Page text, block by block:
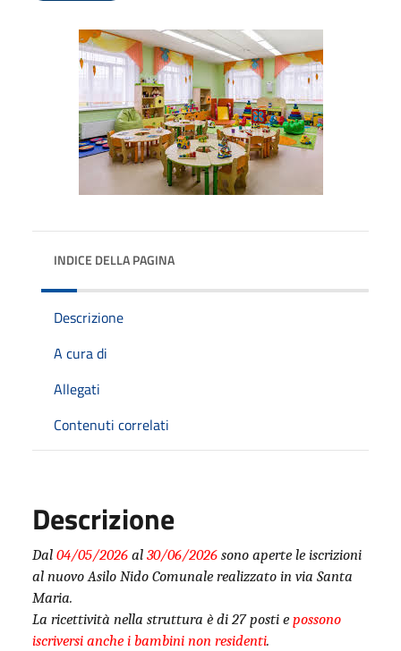
INDICE DELLA PAGINA
Descrizione
A cura di
Allegati
Contenuti correlati
Descrizione
Dal 04/05/2026 al 30/06/2026 sono aperte le iscrizioni
al nuovo Asilo Nido Comunale realizzato in via Santa
Maria.
La ricettività nella struttura è di 27 posti e possono
iscriversi anche i bambini non residenti.